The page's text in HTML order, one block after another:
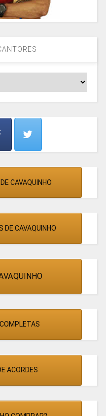
CAVAQUINHO
DE CAVAQUINHO
ACORDES